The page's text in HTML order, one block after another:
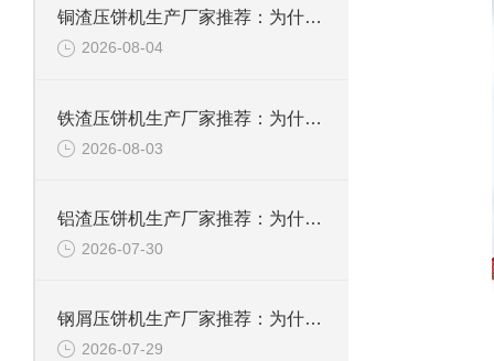
铜渣压饼机生产厂家推荐：为什么恩派特成为众多企业的信赖？
2026-08-04
铁渣压饼机生产厂家推荐：为什么恩派特成为众多企业的优选？
2026-08-03
铝渣压饼机生产厂家推荐：为什么恩派特是值得信赖的选择？
2026-07-30
钢屑压饼机生产厂家推荐：为什么恩派特是您值得信赖的选择？
2026-07-29